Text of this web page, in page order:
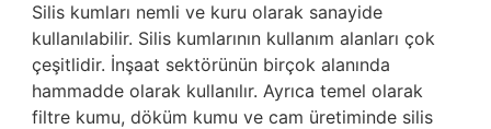
Silis kumları nemli ve kuru olarak sanayide
kullanılabilir. Silis kumlarının kullanım alanları çok
çeşitlidir. İnşaat sektörünün birçok alanında
hammadde olarak kullanılır. Ayrıca temel olarak
filtre kumu, döküm kumu ve cam üretiminde silis